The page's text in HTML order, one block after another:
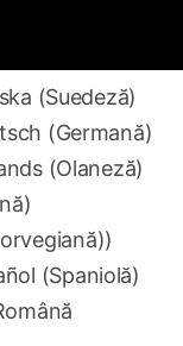
(Suedeză)
(Germană)
(Olaneză)
)
)
(Spaniolă)